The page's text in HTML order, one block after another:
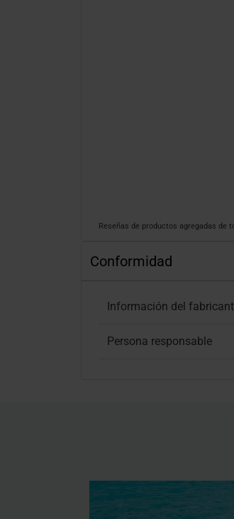
Reseñas de productos agregadas de
Conformidad
Información del
Persona responsable